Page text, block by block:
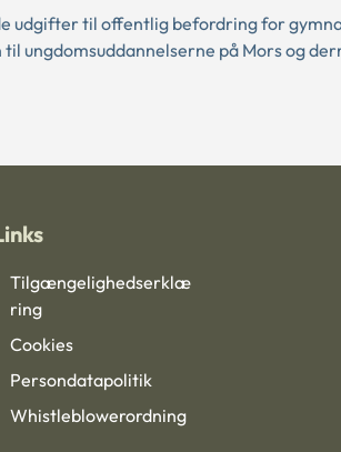
udgifter til offentlig befordring for
ungdomsuddannelserne på Mors og
Tilgængelighedserklæ
ring
Cookies
Persondatapolitik
Whistleblowerordning